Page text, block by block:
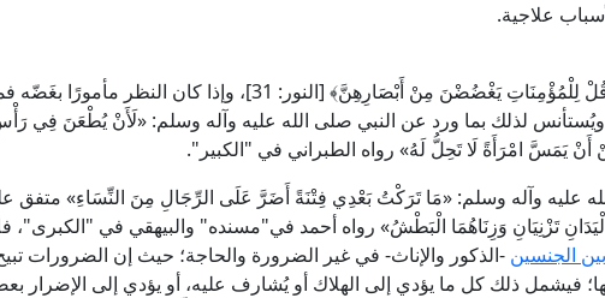
علاجية.
يقول الله تعالى: ﴿وَقُلْ لِلْمُؤْمِنَاتِ يَغْضُضْنَ مِنْ أَبْصَارِهِنَّ﴾ [النور: 31]، وإذا كان
لذلك بما ورد عن النبي صلى الله عليه وآله وسلم: «لَأَنْ يُطْعَنَ فِي
يَمَسَّ امْرَأَةً لَا تَحِلُّ لَهُ» رواه الطبراني في "الكبير".
عليه وآله وسلم: «مَا تَرَكْتُ بَعْدِي فِتْنَةً أَضَرَّ عَلَى الرِّجَالِ مِنَ النِّسَاءِ» متفق
تَزْنِيَانِ وَزِنَاهُمَا الْبَطْشُ» رواه أحمد في"مسنده" والبيهقي في "الكبرى"،
الجنسين -الذكور والإناث- في غير الضرورة والحاجة؛ حيث إن الضرورات
فيشمل ذلك كل ما يؤدي إلى الهلاك أو يُشارف عليه، أو يؤدي إلى الإضرار